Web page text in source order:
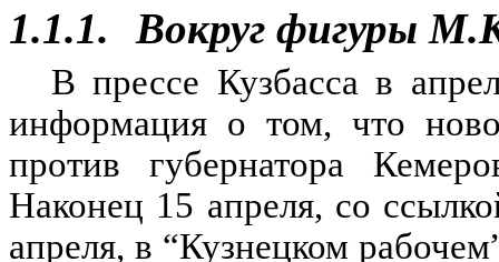
1.1.1. Вокруг фигуры
В прессе Кузбасса в
информация о том, что
против губернатора
Наконец 15 апреля, со
апреля, в “Кузнецком